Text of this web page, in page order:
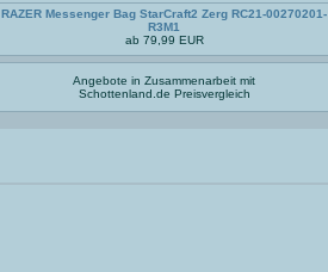
RAZER Messenger Bag StarCraft2 Zerg RC21-00270201-
R3M1
ab 79,99 EUR
Angebote in Zusammenarbeit mit
Schottenland.de Preisvergleich